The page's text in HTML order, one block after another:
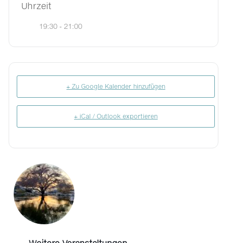
Uhrzeit
19:30 - 21:00
+ Zu Google Kalender hinzufügen
+ iCal / Outlook exportieren